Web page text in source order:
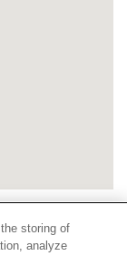
storing of
analyze